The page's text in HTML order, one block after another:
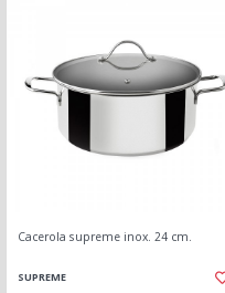
Cacerola supreme inox. 24 cm.
SUPREME